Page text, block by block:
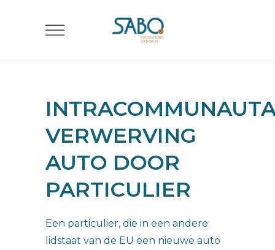
VERWERVING
AUTO DOOR
PARTICULIER
Een particulier, die in een andere
lidstaat van de EU een nieuwe auto